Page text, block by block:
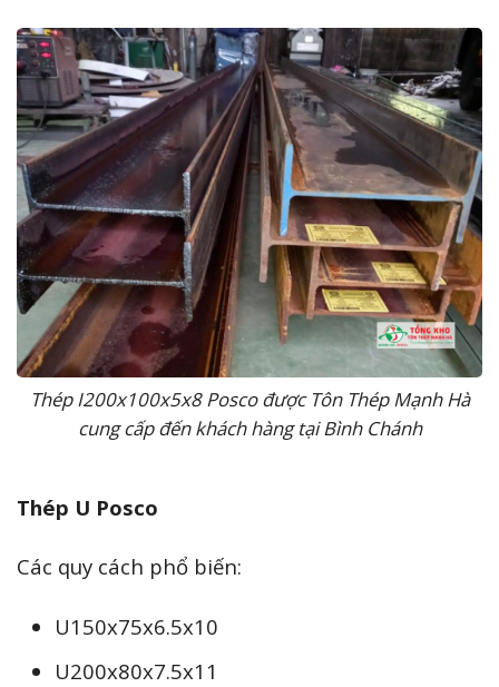
Thép I200x100x5x8 Posco được Tôn Thép Mạnh Hà
cung cấp đến khách hàng tại Bình Chánh
Thép U Posco
Các quy cách phổ biến:
U150x75x6.5x10
U200x80x7.5x11